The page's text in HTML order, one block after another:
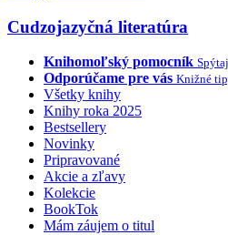
Cudzojazyčná literatúra
Knihomoľský pomocník
Odporúčame pre vás Knižné
Všetky knihy
Knihy roka 2025
Bestsellery
Novinky
Pripravované
Akcie a zľavy
Kolekcie
BookTok
Mám záujem o titul